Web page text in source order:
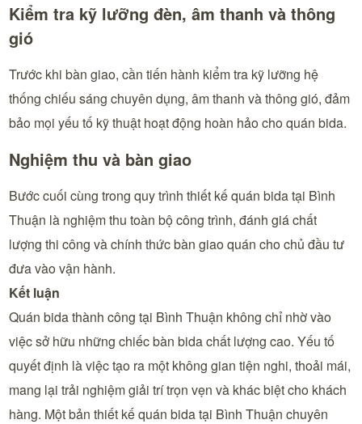
Kiểm tra kỹ lưỡng đèn, âm thanh và thông
gió
Trước khi bàn giao, cần tiến hành kiểm tra kỹ lưỡng hệ
thống chiếu sáng chuyên dụng, âm thanh và thông gió, đảm
bảo mọi yếu tố kỹ thuật hoạt động hoàn hảo cho quán bida.
Nghiệm thu và bàn giao
Bước cuối cùng trong quy trình thiết kế quán bida tại Bình
Thuận là nghiệm thu toàn bộ công trình, đánh giá chất
lượng thi công và chính thức bàn giao quán cho chủ đầu tư
đưa vào vận hành.
Kết luận
Quán bida thành công tại Bình Thuận không chỉ nhờ vào
việc sở hữu những chiếc bàn bida chất lượng cao. Yếu tố
quyết định là việc tạo ra một không gian tiện nghi, thoải mái,
mang lại trải nghiệm giải trí trọn vẹn và khác biệt cho khách
hàng. Một bản thiết kế quán bida tại Bình Thuận chuyên